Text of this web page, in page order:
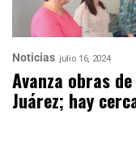
Noticias julio 16, 2024
Avanza obras
Juárez; hay